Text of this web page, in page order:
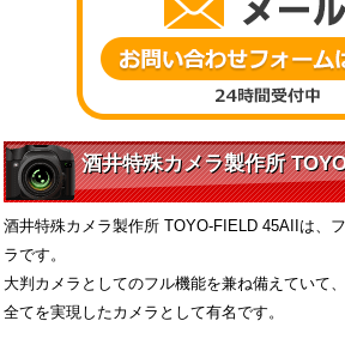
酒井特殊カメラ製作所 TOYO-FIELD 45AIIは、
ラです。
大判カメラとしてのフル機能を兼ね備えていて
全てを実現したカメラとして有名です。